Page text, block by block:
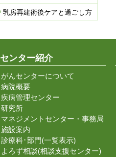
乳房再建術後ケアと過ごし方
センター紹介
がんセンターについて
病院概要
疾病管理センター
研究所
マネジメントセンター・事務局
施設案内
診療科･部門(一覧表示)
よろず相談(相談支援センター)